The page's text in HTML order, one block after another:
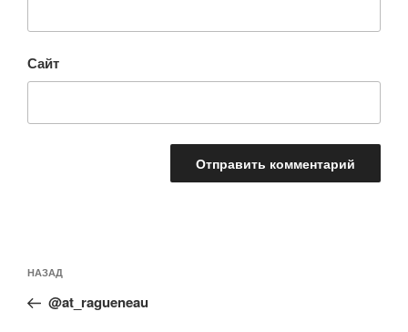
Сайт
по
записям
Предыдущая
запись:
НАЗАД
@at_ragueneau